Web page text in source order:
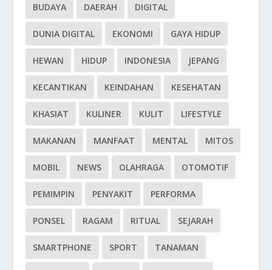
BUDAYA DAERAH DIGITAL
DUNIA DIGITAL EKONOMI GAYA HIDUP
HEWAN HIDUP INDONESIA JEPANG
KECANTIKAN KEINDAHAN KESEHATAN
KHASIAT KULINER KULIT LIFESTYLE
MAKANAN MANFAAT MENTAL MITOS
MOBIL NEWS OLAHRAGA OTOMOTIF
PEMIMPIN PENYAKIT PERFORMA
PONSEL RAGAM RITUAL SEJARAH
SMARTPHONE SPORT TANAMAN